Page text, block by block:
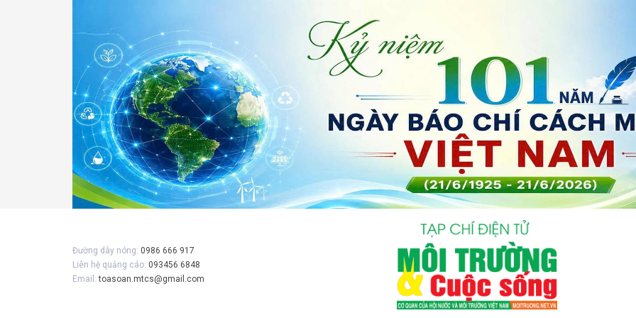
Đường dây nóng: 0986 666 917
Liên hệ quảng cáo: 093456 6848
Email:toasoan.mtcs@gmail.com
Gửi bình luận